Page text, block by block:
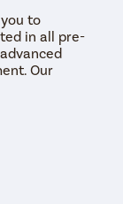
to
in all pre-
Our